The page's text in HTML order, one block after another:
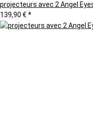
projecteurs avec 2 Angel
139,90 € *